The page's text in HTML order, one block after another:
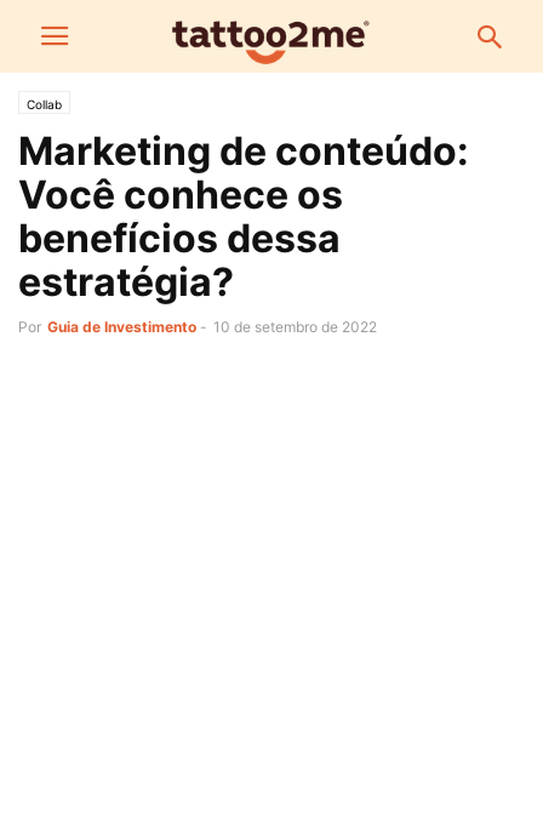
Collab
Marketing de conteúdo:
Você conhece os
benefícios dessa
estratégia?
Por Guia de Investimento - 10 de setembro de 2022